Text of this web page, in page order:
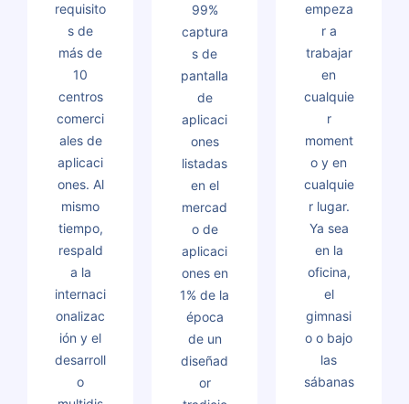
requisito
s de
más de
10
centros
comerci
ales de
aplicaci
ones. Al
mismo
tiempo,
respald
a la
internaci
onalizac
ión y el
desarroll
o
99%
captura
s de
pantalla
de
aplicaci
ones
listadas
en el
mercad
o de
aplicaci
ones en
1% de la
época
de un
diseñad
or
empeza
r a
trabajar
en
cualquie
r
moment
o y en
cualquie
r lugar.
Ya sea
en la
oficina,
el
gimnasi
o o bajo
las
sábanas